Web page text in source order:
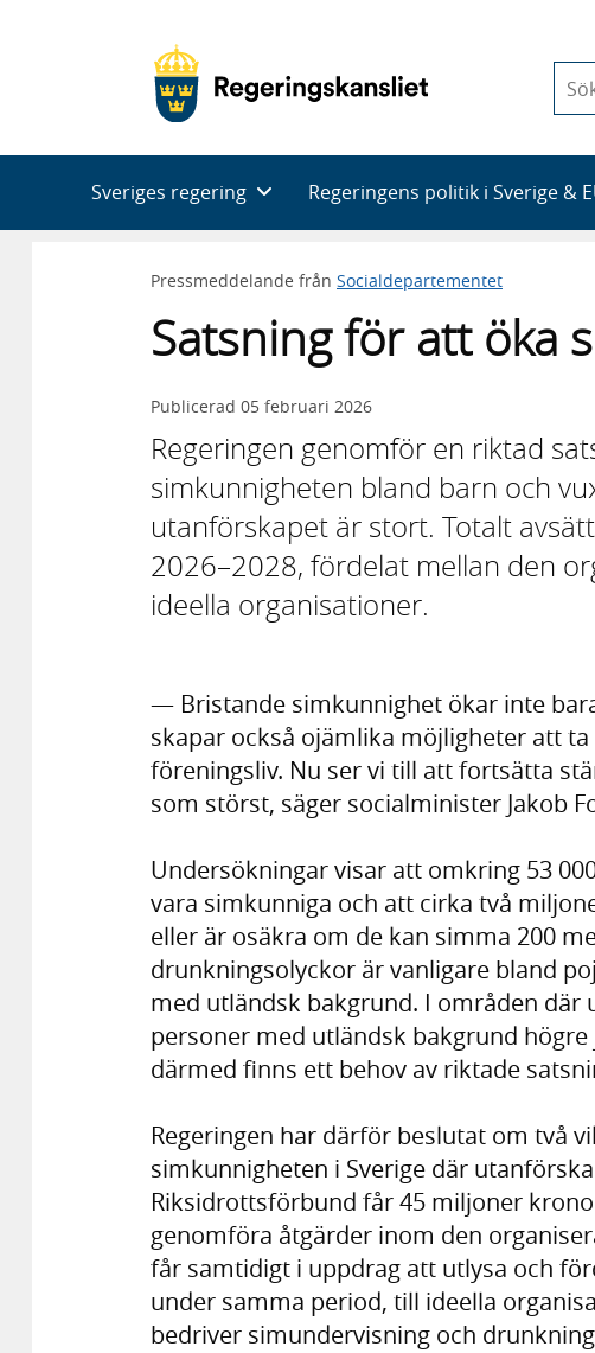
du
en
Sveriges regering Regeringens politik i Sverige &
Pressmeddelande från Socialdepartementet
Satsning för att öka
Publicerad 05 februari 2026
Regeringen genomför en riktad
simkunnigheten bland barn och
utanförskapet är stort. Totalt
2026–2028, fördelat mellan den
ideella organisationer.
— Bristande simkunnighet ökar inte
skapar också ojämlika möjligheter att
föreningsliv. Nu ser vi till att fortsätta
som störst, säger socialminister Jakob
Undersökningar visar att omkring 53
vara simkunniga och att cirka två
eller är osäkra om de kan simma 200
drunkningsolyckor är vanligare bland
med utländsk bakgrund. I områden
personer med utländsk bakgrund
därmed finns ett behov av riktade
Regeringen har därför beslutat om två
simkunnigheten i Sverige där
Riksidrottsförbund får 45 miljoner
genomföra åtgärder inom den
får samtidigt i uppdrag att utlysa och
under samma period, till ideella
bedriver simundervisning och